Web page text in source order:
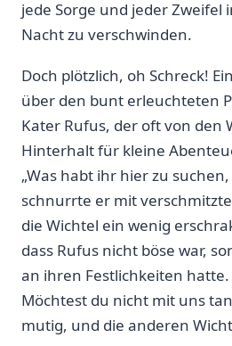
jede Sorge und jeder Zweifel
Nacht zu verschwinden.
Doch plötzlich, oh Schreck!
⁢über den bunt erleuchteten
Kater Rufus, der oft von den
Hinterhalt für kleine
⁢„Was⁤ habt ihr hier zu suchen,
schnurrte er mit
die Wichtel ⁤ein⁣ wenig
dass Rufus nicht⁢ böse war,
an ihren ⁢Festlichkeiten hatte.
Möchtest du nicht mit uns
mutig, und ⁤die anderen